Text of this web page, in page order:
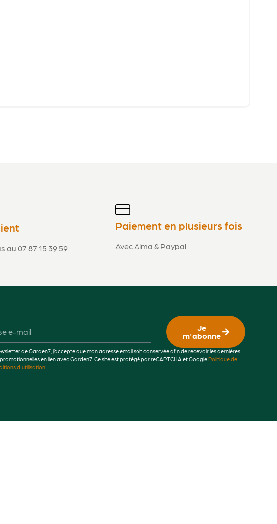
au 07 87 15 39 59
Paiement en plusieurs fois
Avec Alma & Paypal
Je
m'abonne
de Garden7, j’accepte que mon adresse email soit conservée afin de recevoir les dernières
en lien avec Garden7. Ce site est protégé par reCAPTCHA et GooglePolitique de
d'utilisation